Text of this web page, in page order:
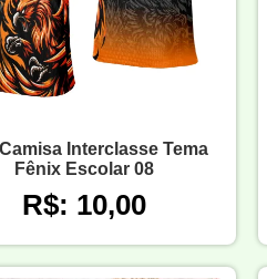
Interclasse Tema
Fênix Escolar 08
R$: 10,00